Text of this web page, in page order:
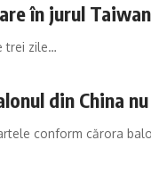
în jurul
trei zile…
din China
conform cărora